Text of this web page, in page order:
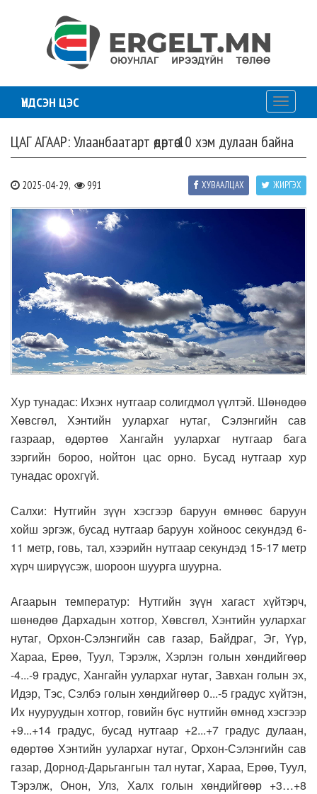
ҮНДСЭН ЦЭС
Toggle
ЦАГ АГААР: Улаанбаатарт өдөртөө 10 хэм дулаан байна
2025-04-29, 991 ЖИРГЭХ
ХУВААЛЦАХ
Хур тунадас: Ихэнх нутгаар солигдмол үүлтэй. Шөнөдөө
Хөвсгөл, Хэнтийн уулархаг нутаг, Сэлэнгийн сав
газраар, өдөртөө Хангайн уулархаг нутгаар бага
зэргийн бороо, нойтон цас орно. Бусад нутгаар хур
тунадас орохгүй.
Салхи: Нутгийн зүүн хэсгээр баруун өмнөөс баруун
хойш эргэж, бусад нутгаар баруун хойноос секундэд 6-
11 метр, говь, тал, хээрийн нутгаар секундэд 15-17 метр
хүрч ширүүсэж, шороон шуурга шуурна.
Агаарын температур: Нутгийн зүүн хагаст хүйтэрч,
шөнөдөө Дархадын хотгор, Хөвсгөл, Хэнтийн уулархаг
нутаг, Орхон-Сэлэнгийн сав газар, Байдраг, Эг, Үүр,
Хараа, Ерөө, Туул, Тэрэлж, Хэрлэн голын хөндийгөөр
-4...-9 градус, Хангайн уулархаг нутаг, Завхан голын эх,
Идэр, Тэс, Сэлбэ голын хөндийгөөр 0...-5 градус хүйтэн,
Их нууруудын хотгор, говийн бүс нутгийн өмнөд хэсгээр
+9...+14 градус, бусад нутгаар +2...+7 градус дулаан,
өдөртөө Хэнтийн уулархаг нутаг, Орхон-Сэлэнгийн сав
газар, Дорнод-Дарьгангын тал нутаг, Хараа, Ерөө, Туул,
Тэрэлж, Онон, Улз, Халх голын хөндийгөөр +3…+8